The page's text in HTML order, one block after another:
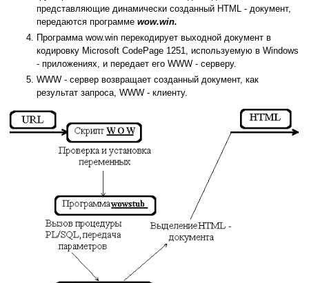
представляющие динамически созданный HTML - документ,
передаются программе wow.win.
Программа wow.win перекодирует выходной документ в
кодировку Microsoft CodePage 1251, используемую в Windows
- приложениях, и передает его WWW - серверу.
WWW - сервер возвращает созданный документ, как
результат запроса, WWW - клиенту.